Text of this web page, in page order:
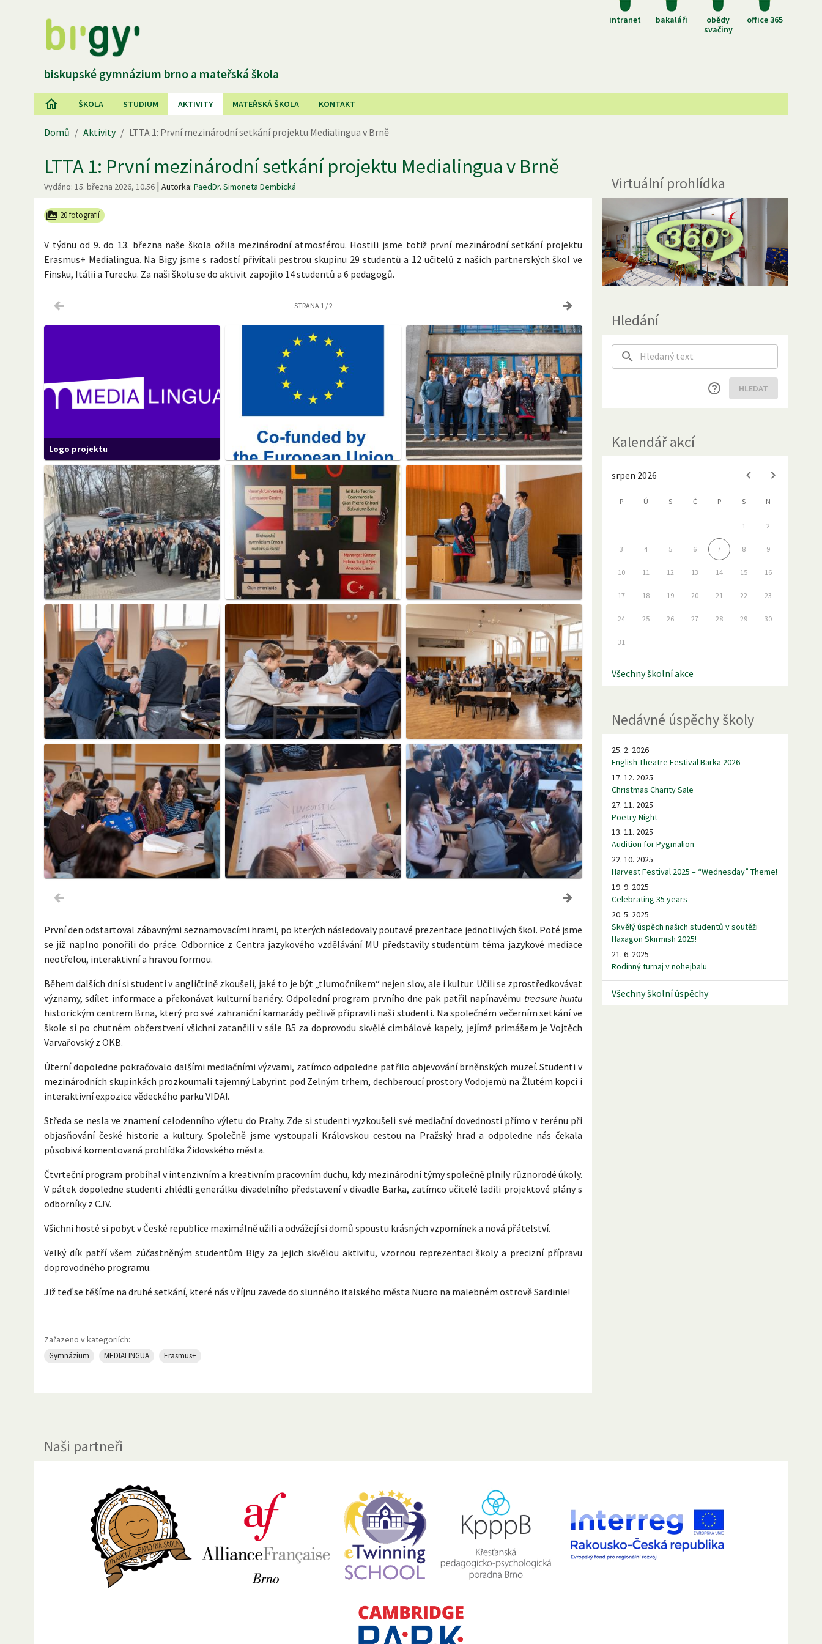
intranet bakaláři
obědy
svačiny
office 365
biskupské gymnázium brno a mateřská škola
ŠKOLA STUDIUM AKTIVITY MATEŘSKÁ ŠKOLA KONTAKT
Domů / Aktivity / LTTA 1: První mezinárodní setkání projektu Medialingua v Brně
LTTA 1: První mezinárodní setkání projektu Medialingua v Brně
Vydáno: 15. března 2026, 10.56 | Autorka: PaedDr. Simoneta Dembická
20 fotografií
V týdnu od 9. do 13. března naše škola ožila mezinárodní atmosférou. Hostili jsme totiž první mezinárodní setkání projektu
Erasmus+ Medialingua. Na Bigy jsme s radostí přivítali pestrou skupinu 29 studentů a 12 učitelů z našich partnerských škol ve
Finsku, Itálii a Turecku. Za naši školu se do aktivit zapojilo 14 studentů a 6 pedagogů.
STRANA 1/2
Logo projektu
První den odstartoval zábavnými seznamovacími hrami, po kterých následovaly poutavé prezentace jednotlivých škol. Poté jsme
se již naplno ponořili do práce. Odbornice z Centra jazykového vzdělávání MU představily studentům téma jazykové mediace
neotřelou, interaktivní a hravou formou.
Během dalších dní si studenti v angličtině zkoušeli, jaké to je být „tlumočníkem“ nejen slov, ale i kultur. Učili se zprostředkovávat
významy, sdílet informace a překonávat kulturní bariéry. Odpolední program prvního dne pak patřil napínavému treasure huntu
historickým centrem Brna, který pro své zahraniční kamarády pečlivě připravili naši studenti. Na společném večerním setkání ve
škole si po chutném občerstvení všichni zatančili v sále B5 za doprovodu skvělé cimbálové kapely, jejímž primášem je Vojtěch
Varvařovský z OKB.
Úterní dopoledne pokračovalo dalšími mediačními výzvami, zatímco odpoledne patřilo objevování brněnských muzeí. Studenti v
mezinárodních skupinkách prozkoumali tajemný Labyrint pod Zelným trhem, dechberoucí prostory Vodojemů na Žlutém kopci i
interaktivní expozice vědeckého parku VIDA!.
Středa se nesla ve znamení celodenního výletu do Prahy. Zde si studenti vyzkoušeli své mediační dovednosti přímo v terénu při
objasňování české historie a kultury. Společně jsme vystoupali Královskou cestou na Pražský hrad a odpoledne nás čekala
působivá komentovaná prohlídka Židovského města.
Čtvrteční program probíhal v intenzivním a kreativním pracovním duchu, kdy mezinárodní týmy společně plnily různorodé úkoly.
V pátek dopoledne studenti zhlédli generálku divadelního představení v divadle Barka, zatímco učitelé ladili projektové plány s
odborníky z CJV.
Všichni hosté si pobyt v České republice maximálně užili a odvážejí si domů spoustu krásných vzpomínek a nová přátelství.
Velký dík patří všem zúčastněným studentům Bigy za jejich skvělou aktivitu, vzornou reprezentaci školy a precizní přípravu
doprovodného programu.
Již teď se těšíme na druhé setkání, které nás v říjnu zavede do slunného italského města Nuoro na malebném ostrově Sardinie!
Zařazeno v kategoriích:
Gymnázium MEDIALINGUA Erasmus+
Virtuální prohlídka
Hledání
HLEDAT
Kalendář akcí
srpen 2026
P Ú S Č P S N
1 2
3 4 5 6 7 8 9
10 11 12 13 14 15 16
17 18 19 20 21 22 23
24 25 26 27 28 29 30
31
Všechny školní akce
Nedávné úspěchy školy
25. 2. 2026
English Theatre Festival Barka 2026
17. 12. 2025
Christmas Charity Sale
27. 11. 2025
Poetry Night
13. 11. 2025
Audition for Pygmalion
22. 10. 2025
Harvest Festival 2025 – “Wednesday” Theme!
19. 9. 2025
Celebrating 35 years
20. 5. 2025
Skvělý úspěch našich studentů v soutěži
Haxagon Skirmish 2025!
21. 6. 2025
Rodinný turnaj v nohejbalu
Všechny školní úspěchy
Naši partneři